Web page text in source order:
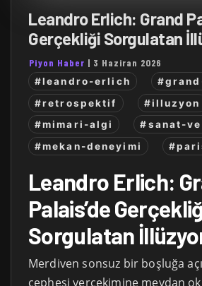
Leandro Erlich: Grand
Gerçekliği Sorgulatan
Piyon Haber | 3 Haziran 2026
#leandro-erlich
#retrospektif
#illuzyon
#mimari-algi
#sanat-
#mekan-deneyimi
Leandro Erlich:
Palais’de
Sorgulatan
Merdiven sonsuz bir boşluğa
cephesi yerçekimine meydan